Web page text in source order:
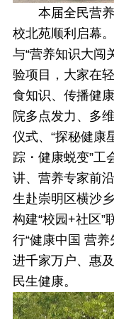
本届全民营
校北苑顺利启幕
与“营养知识大闯
验项目，大家在
食知识、传播健
院多点发力、多
仪式、“探秘健康
踪・健康蜕变”工
讲、营养专家前
生赴崇明区横沙
构建“校园+社区”
行“健康中国 营
进千家万户、惠
民生健康。